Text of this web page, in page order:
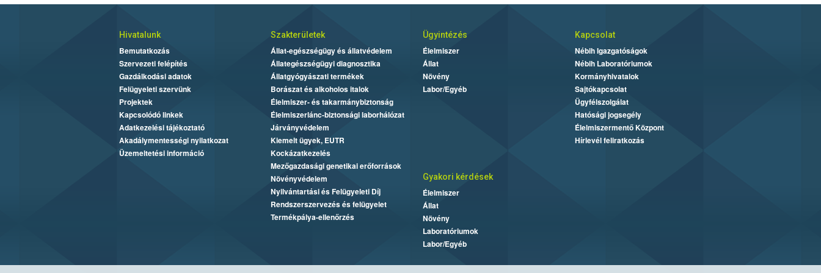
Hivatalunk
Bemutatkozás
Szervezeti felépítés
Gazdálkodási adatok
Felügyeleti szervünk
Projektek
Kapcsolódó linkek
Adatkezelési tájékoztató
Akadálymentességi nyilatkozat
Üzemeltetési információ
Szakterületek
Állat-egészségügy és állatvédelem
Állategészségügyi diagnosztika
Állatgyógyászati termékek
Borászat és alkoholos italok
Élelmiszer- és takarmánybiztonság
Élelmiszerlánc-biztonsági laborhálózat
Járványvédelem
Kiemelt ügyek, EUTR
Kockázatkezelés
Mezőgazdasági genetikai erőforrások
Növényvédelem
Nyilvántartási és Felügyeleti Díj
Rendszerszervezés és felügyelet
Termékpálya-ellenőrzés
Ügyintézés
Élelmiszer
Állat
Növény
Labor/Egyéb
Kapcsolat
Nébih Igazgatóságok
Nébih Laboratóriumok
Kormányhivatalok
Sajtókapcsolat
Ügyfélszolgálat
Hatósági jogsegély
Élelmiszermentő Központ
Hírlevél feliratkozás
Gyakori kérdések
Élelmiszer
Állat
Növény
Laboratóriumok
Labor/Egyéb